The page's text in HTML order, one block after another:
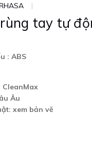
|
tay tự
: ABS
Âu
xem bản vẽ